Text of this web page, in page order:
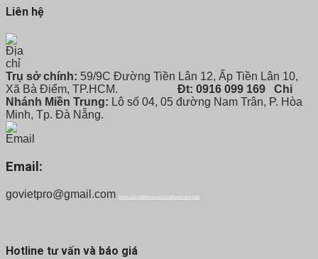
Liên hệ
Trụ sở chính: 59/9C Đường Tiền Lân 12, Ấp Tiền Lân 10,
Xã Bà Điểm, TP.HCM.
Đt: 0916 099 169
Chi
Nhánh Miền Trung: Lô số 04, 05 đường Nam Trân, P. Hòa
Minh, Tp. Đà Nẵng.
Email:
govietpro@gmail.com Panel cách nhiệtPanel cách nhiệtPanel cách nhiệt
Hotline tư vấn và báo giá